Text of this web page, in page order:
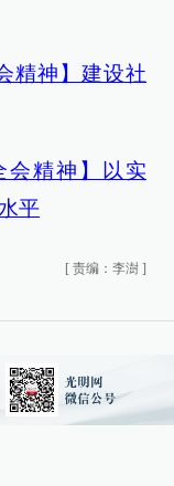
精神】建设社
会精神】以实
平
[ 责编：李澍 ]